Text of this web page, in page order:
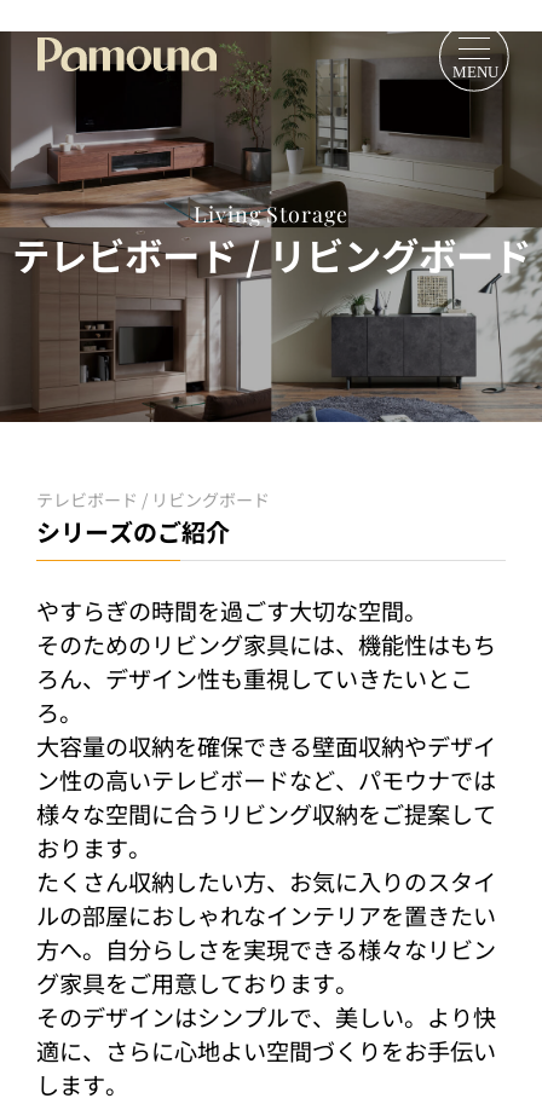
Living Storage
テレビボード / リビングボード
テレビボード / リビングボード
シリーズのご紹介
やすらぎの時間を過ごす大切な空間。
そのためのリビング家具には、機能性はもち
ろん、デザイン性も重視していきたいとこ
ろ。
大容量の収納を確保できる壁面収納やデザイ
ン性の高いテレビボードなど、パモウナでは
様々な空間に合うリビング収納をご提案して
おります。
たくさん収納したい方、お気に入りのスタイ
ルの部屋におしゃれなインテリアを置きたい
方へ。自分らしさを実現できる様々なリビン
グ家具をご用意しております。
そのデザインはシンプルで、美しい。より快
適に、さらに心地よい空間づくりをお手伝い
します。